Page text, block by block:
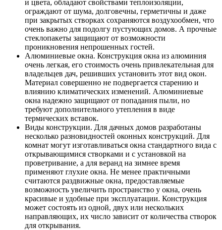
и цвета, обладают свойствами теплоизоляции,
ограждают от шума, долговечны, герметичны и даже
при закрытых створках сохраняются воздухообмен, что
очень важно для подолгу пустующих домов. А прочные
стеклопакеты защищают от возможности
проникновения непрошенных гостей.
Алюминиевые окна. Конструкция окна из алюминия
очень легкая, его стоимость очень привлекательная для
владельцев дач, решивших установить этот вид окон.
Материал совершенно не подвергается старению и
влиянию климатических изменений. Алюминиевые
окна надежно защищают от попадания пыли, но
требуют дополнительного утепления в виде
термических вставок.
Виды конструкции. Для дачных домов разработаны
несколько разновидностей оконных конструкций. Для
комнат могут изготавливаться окна стандартного вида с
открывающимися створками и с установкой на
проветривание, а для веранд на зимнее время
применяют глухие окна. Не менее практичными
считаются раздвижные окна, предоставляемые
возможность увеличить пространство у окна, очень
красивые и удобные при эксплуатации. Конструкция
может состоять из одной, двух или нескольких
направляющих, их число зависит от количества створок
для открывания.